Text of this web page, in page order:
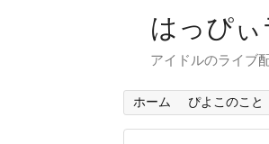
はっぴ
アイドルのライブ
ホーム ぴよこのこと